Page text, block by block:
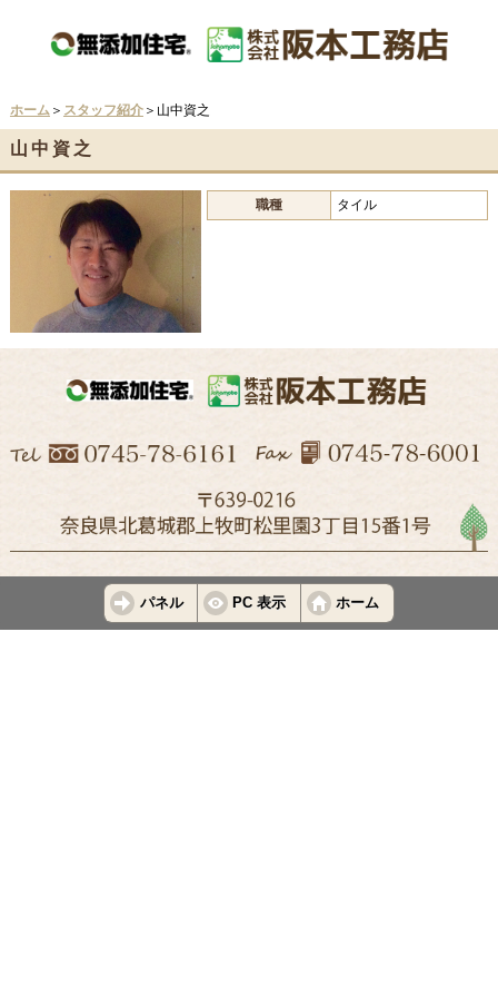
ホーム ＞ スタッフ紹介＞山中資之
山中資之
職種 タイル
パネル PC 表示 ホーム